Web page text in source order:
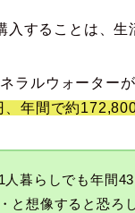
入することは、
ラルウォーター
年間で約
人暮らしでも年間
と想像すると恐ろ